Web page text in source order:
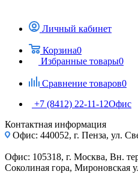
Личный кабинет
Корзина0
Избранные товары0
Сравнение товаров0
+7 (8412) 22-11-12Офис
Контактная информация
Офис: 440052, г. Пенза, ул.
Офис: 105318, г. Москва, Вн.
Соколиная гора, Мироновская